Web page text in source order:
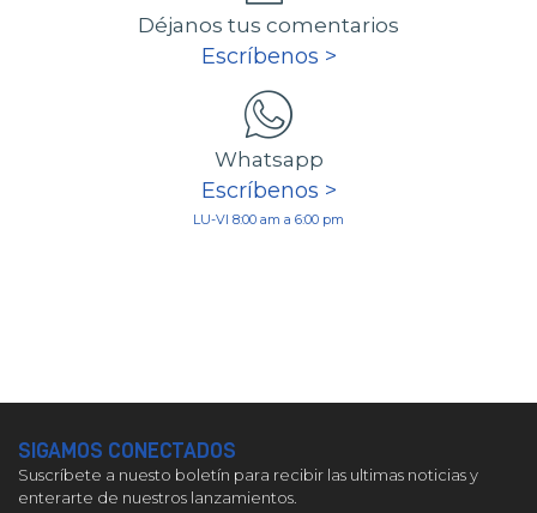
Déjanos tus comentarios
Escríbenos >
Whatsapp
Escríbenos >
LU-VI 8:00 am a 6:00 pm
SIGAMOS CONECTADOS
Suscríbete a nuesto boletín para recibir las ultimas noticias y
enterarte de nuestros lanzamientos.